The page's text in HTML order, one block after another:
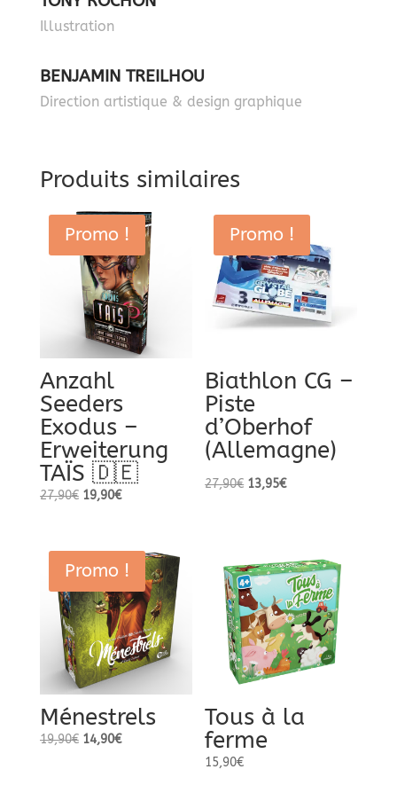
Illustration
BENJAMIN TREILHOU
Direction artistique & design graphique
Produits similaires
Promo !
Anzahl
Seeders
Exodus –
Erweiterung
TAÏS 🇩🇪
27,90€ Le
était :
27,90€.
19,90€Le
est :
19,90€.
Promo !
Biathlon CG –
Piste
d’Oberhof
(Allemagne)
27,90€ Le
27,90€.
13,95€Le
13,95€.
Promo !
Ménestrels
19,90€ Le
14,90€Le
Tous à la
ferme
15,90€